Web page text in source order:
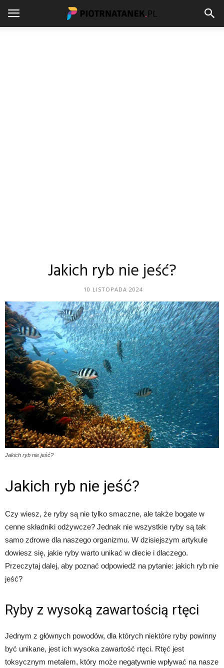
Jakich ryb nie jeść?
10 LISTOPADA 2024
Jakich ryb nie jeść?
Jakich ryb nie jeść?
Czy wiesz, że ryby są nie tylko smaczne, ale także bogate w
cenne składniki odżywcze? Jednak nie wszystkie ryby są tak
samo zdrowe dla naszego organizmu. W dzisiejszym artykule
dowiesz się, jakie ryby warto unikać w diecie i dlaczego.
Przeczytaj dalej, aby poznać odpowiedź na pytanie: jakich ryb nie
jeść?
Ryby z wysoką zawartością rtęci
Jednym z głównych powodów, dla których niektóre ryby powinny
być unikane, jest ich wysoka zawartość rtęci. Rtęć jest
toksycznym metalem, który może negatywnie wpływać na nasze